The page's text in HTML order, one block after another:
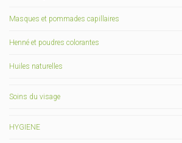
Masques et pommades capillaires
Henné et poudres colorantes
Huiles naturelles
Soins du visage
HYGIENE